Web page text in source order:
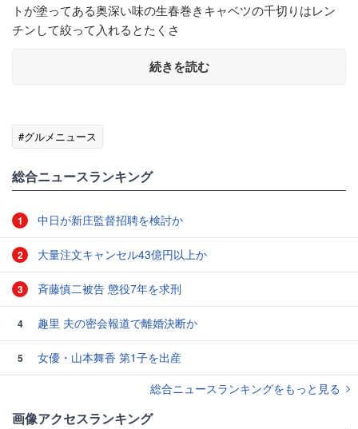
トが塗ってある奥深い味の生春巻きキャベツの千切りはレン
チンして絞って入れるとたくさ
続きを読む
#グルメニュース
総合ニュースランキング
1 中日が新庄監督招聘を検討か
2 大量注文キャンセル43億円以上か
3 斉藤慎二被告 懲役7年を求刑
4 趣里 夫の密会報道で離婚決断か
5
女優・山本舞香 第1子を出産
総合ニュースランキングをもっと見る
画像アクセスランキング